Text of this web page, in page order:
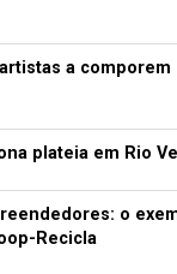
a
plateia em Rio
o
Recicla